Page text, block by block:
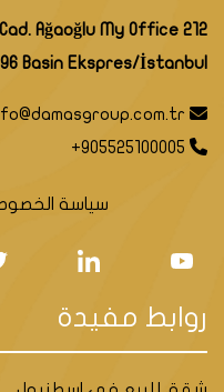
أنماط العقارات
Ağaoğlu My Office 212
Basin Ekspres/İstanbul
+905525100005
سياسة
روابط مفيدة